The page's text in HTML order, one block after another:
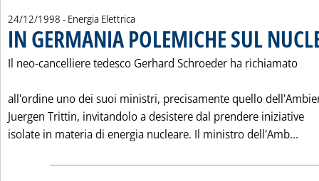
24/12/1998 - Energia Elettrica
IN GERMANIA POLEMICHE SUL
Il neo-cancelliere tedesco Gerhard Schroeder ha richiamato
all'ordine uno dei suoi ministri, precisamente quello
Juergen Trittin, invitandolo a desistere dal prendere iniziative
isolate in materia di energia nucleare. Il ministro dell'Amb...